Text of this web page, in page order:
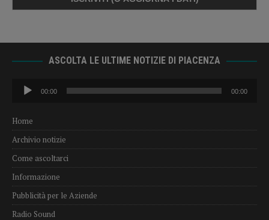
ASCOLTA LE ULTIME NOTIZIE DI PIACENZA
Audio
Player
00:00 00:00
Home
Archivio notizie
Come ascoltarci
Informazione
Pubblicità per le Aziende
Radio Sound